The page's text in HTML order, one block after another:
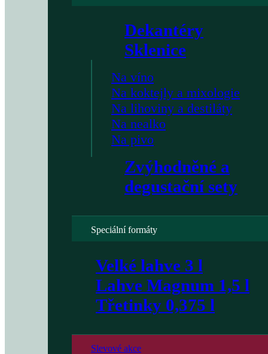
Dekantéry
Sklenice
Na víno
Na koktejly a mixologie
Na lihoviny a destiláty
Na nealko
Na pivo
Zvýhodněné a
degustační sety
Speciální formáty
Velké lahve 3 l
Lahve Magnum 1,5 l
Třetinky 0,375 l
Slevové akce